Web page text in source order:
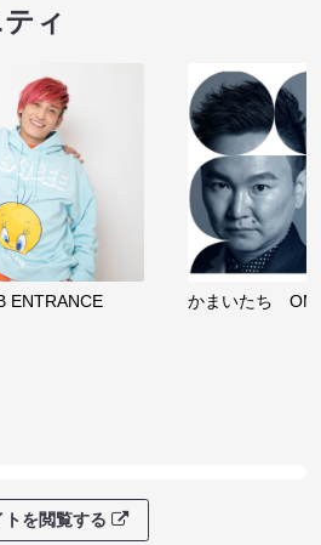
ィ
ENTRANCE かまいたち
トを閲覧する